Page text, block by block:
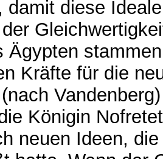
damit diese
Ägypten
Kräfte für die
Königin
neuen Ideen,